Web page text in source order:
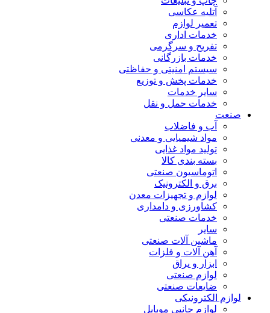
آتلیه عکاسی
تعمیر لوازم
خدمات اداری
تفریح و سرگرمی
خدمات بازرگانی
سیستم امنیتی و حفاظتی
خدمات پخش و توزیع
سایر خدمات
خدمات حمل و نقل
صنعت
آب و فاضلاب
مواد شیمیایی و معدنی
تولید مواد غذایی
بسته بندی کالا
اتوماسیون صنعتی
برق و الکترونیک
لوازم و تجهیزات معدن
کشاورزی و دامداری
خدمات صنعتی
سایر
ماشین آلات صنعتی
آهن آلات و فلزات
ابزار و یراق
لوازم صنعتی
ضایعات صنعتی
لوازم الکترونیکی
لوازم جانبی موبایل